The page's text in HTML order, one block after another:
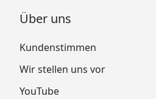
Über uns
Kundenstimmen
Wir stellen uns vor
YouTube